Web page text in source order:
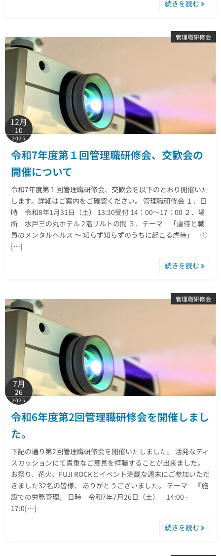
続きを読む
管理職研修会
12月
10
2025
令和7年度第１回管理職研修会、交歓会の
開催について
令和7年度第１回管理職研修会、交歓会を以下のとおり開催いた
します。詳細はご案内をご確認ください。 管理職研修会 １．日
時 令和8年1月31日（土） 13:30受付 14：00～17：00 ２．場
所 水戸三の丸ホテル 2階リルトの間 ３．テーマ 「虐待と職
員のメンタルヘルス ～ 知らず知らずのうちに起こる虐待」 ①
[…]
続きを読む
管理職研修会
7月
26
2025
令和6年度第2回管理職研修会を開催しまし
た。
下記の通り第2回管理職研修会を開催いたしました。 活発なディ
スカッションにて貴重なご意見を拝聴することが出来ました。
お祭り、花火、FUJI ROCKとイベント満載な週末にご参加いただ
きました32名の皆様、 ありがとうございました。 テーマ 『施
設での労務管理』 日時 令和7年7月26日（土） 14:00 -
17:0[…]
続きを読む